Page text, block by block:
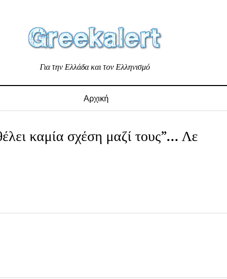
Για την Ελλάδα και τον Ελληνισμό
Αρχική
καμία σχέση μαζί τους”… Λε